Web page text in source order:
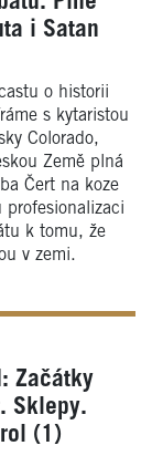
i Satan
o historii
s kytaristou
Colorado,
Země plná
Čert na koze
profesionalizaci
k tomu, že
v zemi.
Začátky
Sklepy.
(1)